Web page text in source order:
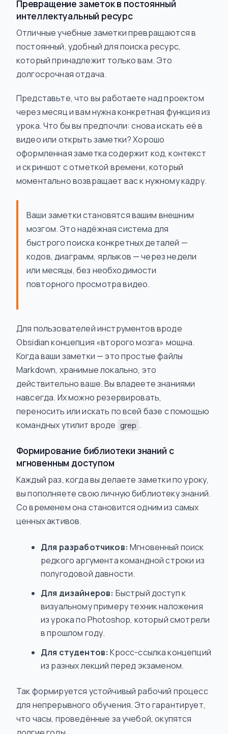
Превращение заметок в постоянный
интеллектуальный ресурс
Отличные учебные заметки превращаются в
постоянный, удобный для поиска ресурс,
который принадлежит только вам. Это
долгосрочная отдача.
Представьте, что вы работаете над проектом
через месяц и вам нужна конкретная функция из
урока. Что бы вы предпочли: снова искать её в
видео или открыть заметки? Хорошо
оформленная заметка содержит код, контекст
и скриншот с отметкой времени, который
моментально возвращает вас к нужному кадру.
Ваши заметки становятся вашим внешним
мозгом. Это надёжная система для
быстрого поиска конкретных деталей —
кодов, диаграмм, ярлыков — через недели
или месяцы, без необходимости
повторного просмотра видео.
Для пользователей инструментов вроде
Obsidian концепция «второго мозга» мощна.
Когда ваши заметки — это простые файлы
Markdown, хранимые локально, это
действительно ваше. Вы владеете знаниями
навсегда. Их можно резервировать,
переносить или искать по всей базе с помощью
командных утилит вроде grep .
Формирование библиотеки знаний с
мгновенным доступом
Каждый раз, когда вы делаете заметки по уроку,
вы пополняете свою личную библиотеку знаний.
Со временем она становится одним из самых
ценных активов.
Для разработчиков: Мгновенный поиск
редкого аргумента командной строки из
полугодовой давности.
Для дизайнеров: Быстрый доступ к
визуальному примеру техник наложения
из урока по Photoshop, который смотрели
в прошлом году.
Для студентов: Кросс-ссылка концепций
из разных лекций перед экзаменом.
Так формируется устойчивый рабочий процесс
для непрерывного обучения. Это гарантирует,
что часы, проведённые за учебой, окупятся